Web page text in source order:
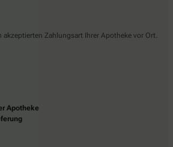
akzeptierten Zahlungsart Ihrer Apotheke vor Ort.
Apotheke